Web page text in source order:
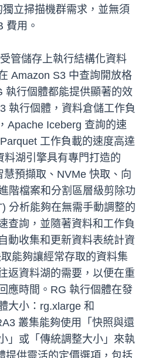
立掃描機群需求，並無須
費用。
管儲存上執行結構化資料
Amazon S3 中查詢開放格
執行個體都能提供顯著的效
執行個體，資料倉儲工作負
Apache Iceberg 查詢的速
工作負載的速度高達
料湖引擎具有專門打造的
預擷取、NVMe 快取、向
階檔案和分割區層級剪除功
分析能夠在無需手動調整的
查詢，並隨著資料和工作負
動收集和更新資料表統計資
能夠讓經常存取的資料集
返資料湖的需要，以便在重
應時間。RG 執行個體在發
大小：rg.xlarge 和
叢集能夠使用「快照與還
」或「傳統調整大小」來執